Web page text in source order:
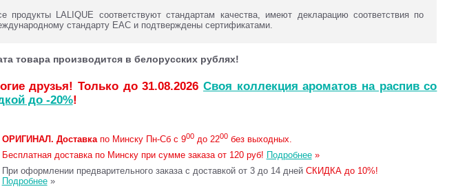
продукты LALIQUE соответствуют стандартам качества, имеют декларацию соответствия по
стандарту ЕАС и подтверждены сертификатами.
товара производится в белорусских рублях!
друзья! Только до 31.08.2026 Своя коллекция ароматов на распив со
до -20%!
ОРИГИНАЛ. Доставкапо Минску Пн-Сб с 900до 2200без выходных.
Бесплатная доставка по Минску при сумме заказа от 120 руб! Подробнее»
При оформлении предварительного заказа с доставкой от 3 до 14 дней СКИДКА до 10%!
Подробнее»